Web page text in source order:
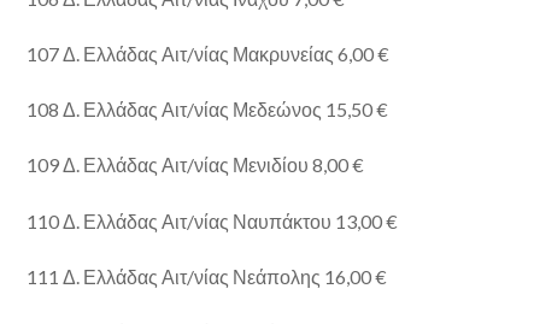
107 Δ. Ελλάδας Αιτ/νίας Μακρυνείας 6,00 €
108 Δ. Ελλάδας Αιτ/νίας Μεδεώνος 15,50 €
109 Δ. Ελλάδας Αιτ/νίας Μενιδίου 8,00 €
110 Δ. Ελλάδας Αιτ/νίας Ναυπάκτου 13,00 €
111 Δ. Ελλάδας Αιτ/νίας Νεάπολης 16,00 €